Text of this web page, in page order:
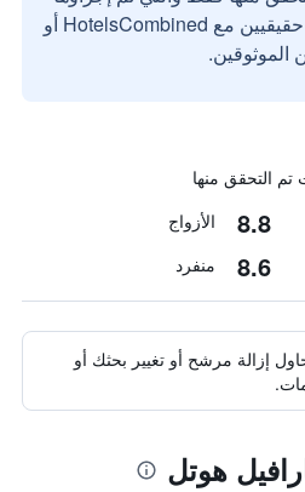
بواسطة مستخدمين حقيقيين مع HotelsCombined أو
الموثوقين.
8.8 الأزواج
8.6 منفرد
إزالة مرشح أو تغيير بحثك أو
هوتل